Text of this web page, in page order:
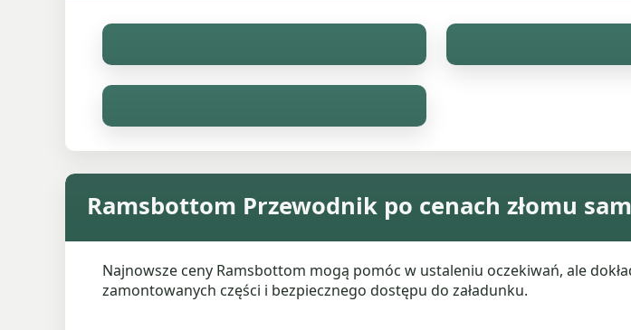
Ramsbottom Przewodnik po cenach złomu
Najnowsze ceny Ramsbottom mogą pomóc w ustaleniu oczekiwań, ale
zamontowanych części i bezpiecznego dostępu do załadunku.